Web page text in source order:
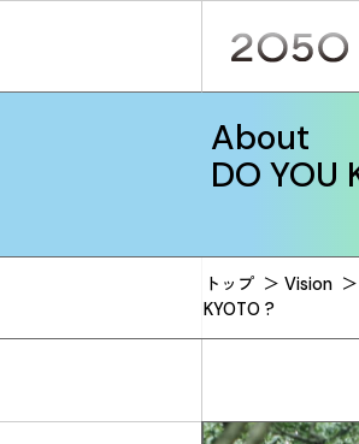
About
DO YOU
トップ ＞ Vision
KYOTO ?